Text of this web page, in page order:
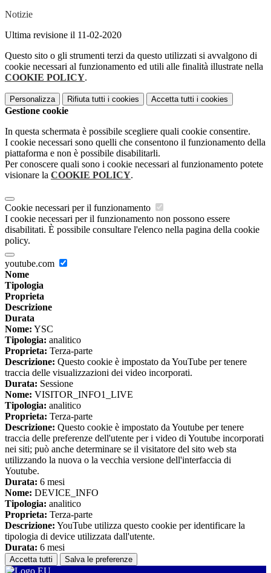
Notizie
Ultima revisione il 11-02-2020
Questo sito o gli strumenti terzi da questo utilizzati si avvalgono di
cookie necessari al funzionamento ed utili alle finalità illustrate nella
COOKIE POLICY.
Personalizza Rifiuta tutti i cookies Accetta tutti i cookies
Gestione cookie
In questa schermata è possibile scegliere quali cookie consentire.
I cookie necessari sono quelli che consentono il funzionamento della
piattaforma e non è possibile disabilitarli.
Per conoscere quali sono i cookie necessari al funzionamento potete
visionare la COOKIE POLICY.
Cookie necessari per il funzionamento
I cookie necessari per il funzionamento non possono essere
disabilitati. È possibile consultare l'elenco nella pagina della cookie
policy.
youtube.com
Nome
Tipologia
Proprieta
Descrizione
Durata
Nome: YSC
Tipologia: analitico
Proprieta: Terza-parte
Descrizione: Questo cookie è impostato da YouTube per tenere
traccia delle visualizzazioni dei video incorporati.
Durata: Sessione
Nome: VISITOR_INFO1_LIVE
Tipologia: analitico
Proprieta: Terza-parte
Descrizione: Questo cookie è impostato da Youtube per tenere
traccia delle preferenze dell'utente per i video di Youtube incorporati
nei siti; può anche determinare se il visitatore del sito web sta
utilizzando la nuova o la vecchia versione dell'interfaccia di
Youtube.
Durata: 6 mesi
Nome: DEVICE_INFO
Tipologia: analitico
Proprieta: Terza-parte
Descrizione: YouTube utilizza questo cookie per identificare la
tipologia di device utilizzata dall'utente.
Durata: 6 mesi
Accetta tutti Salva le preferenze